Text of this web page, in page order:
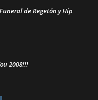
de Regetón y Hip
2008!!!